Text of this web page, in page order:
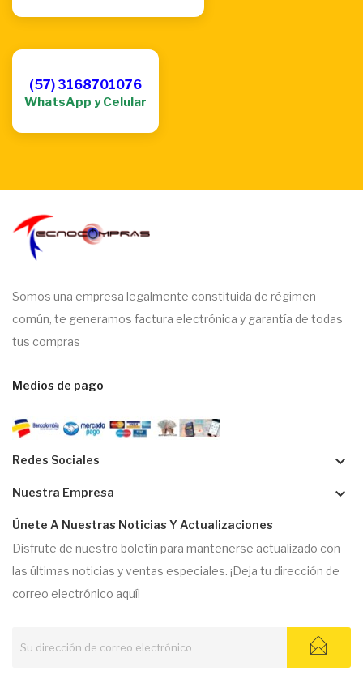
(57) 3168701076
WhatsApp y Celular
Somos una empresa legalmente constituida de régimen
común, te generamos factura electrónica y garantía de todas
tus compras
Medios de pago
Redes Sociales keyboard_arrow_down
Nuestra Empresa keyboard_arrow_down
Únete A Nuestras Noticias Y Actualizaciones
Disfrute de nuestro boletín para mantenerse actualizado con
las últimas noticias y ventas especiales. ¡Deja tu dirección de
correo electrónico aquí!